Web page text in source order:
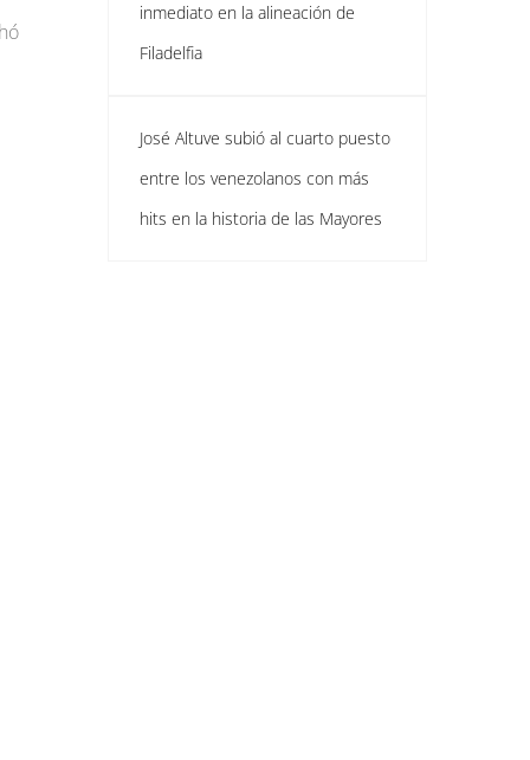
inmediato en la alineación de
Filadelfia
José Altuve subió al cuarto puesto
entre los venezolanos con más
hits en la historia de las Mayores